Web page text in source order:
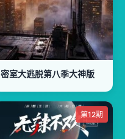
密室大逃脱第八季大神版
第12期